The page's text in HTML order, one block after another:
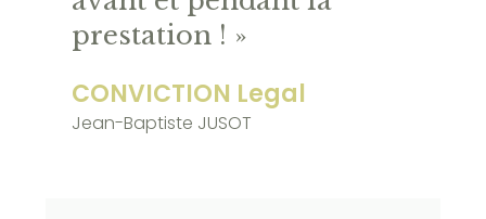
prestation ! »
CONVICTION Legal
Jean-Baptiste JUSOT